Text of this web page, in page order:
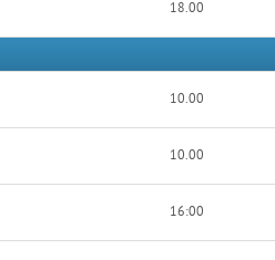
18.00
10.00
10.00
16:00